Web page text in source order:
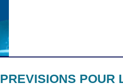
PREVISIONS POUR